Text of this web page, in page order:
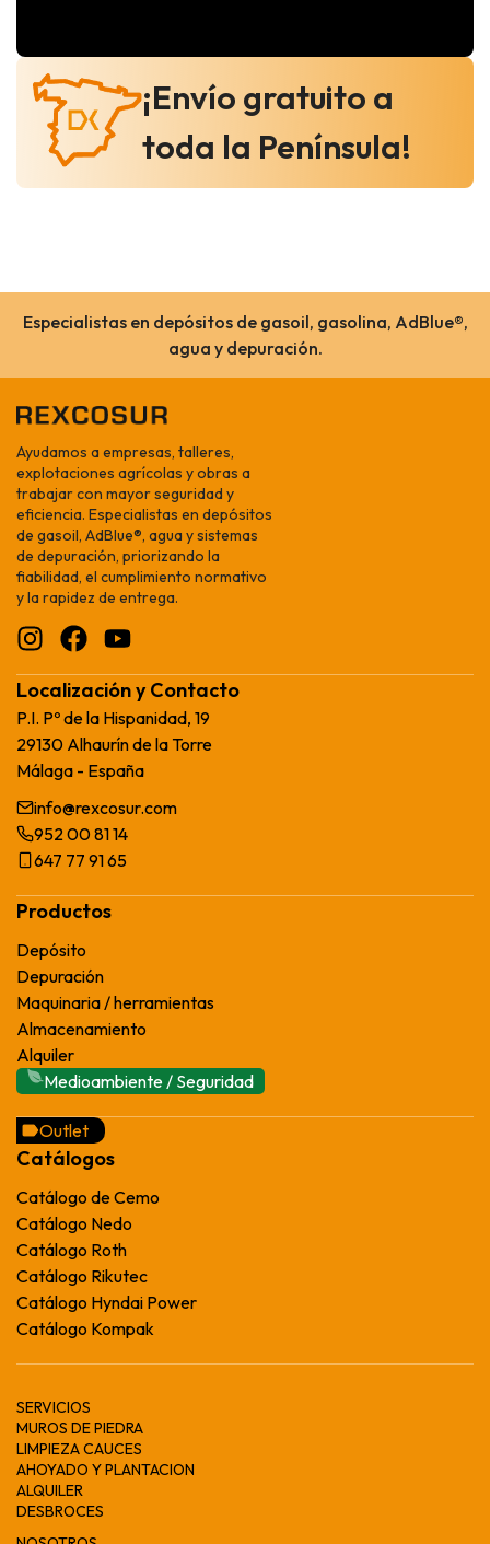
¡Envío gratuito a
toda la Península!
Especialistas en depósitos de gasoil, gasolina, AdBlue®,
agua y depuración.
Ayudamos a empresas, talleres,
explotaciones agrícolas y obras a
trabajar con mayor seguridad y
eficiencia. Especialistas en depósitos
de gasoil, AdBlue®, agua y sistemas
de depuración, priorizando la
fiabilidad, el cumplimiento normativo
y la rapidez de entrega.
Localización y Contacto
P.I. Pº de la Hispanidad, 19
29130 Alhaurín de la Torre
Málaga - España
info@rexcosur.com
952 00 81 14
647 77 91 65
Productos
Depósito
Depuración
Maquinaria / herramientas
Almacenamiento
Alquiler
Medioambiente / Seguridad
Outlet
Catálogos
Catálogo de Cemo
Catálogo Nedo
Catálogo Roth
Catálogo Rikutec
Catálogo Hyndai Power
Catálogo Kompak
SERVICIOS
MUROS DE PIEDRA
LIMPIEZA CAUCES
AHOYADO Y PLANTACION
ALQUILER
DESBROCES